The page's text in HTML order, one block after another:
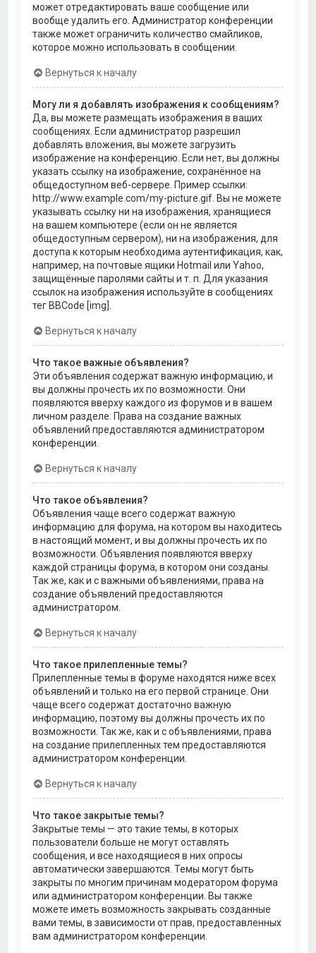
может отредактировать ваше сообщение или
вообще удалить его. Администратор конференции
также может ограничить количество смайликов,
которое можно использовать в сообщении.
Вернуться к началу
Могу ли я добавлять изображения к сообщениям?
Да, вы можете размещать изображения в ваших
сообщениях. Если администратор разрешил
добавлять вложения, вы можете загрузить
изображение на конференцию. Если нет, вы должны
указать ссылку на изображение, сохранённое на
общедоступном веб-сервере. Пример ссылки:
http://www.example.com/my-picture.gif. Вы не можете
указывать ссылку ни на изображения, хранящиеся
на вашем компьютере (если он не является
общедоступным сервером), ни на изображения, для
доступа к которым необходима аутентификация, как,
например, на почтовые ящики Hotmail или Yahoo,
защищённые паролями сайты и т. п. Для указания
ссылок на изображения используйте в сообщениях
тег BBCode [img].
Вернуться к началу
Что такое важные объявления?
Эти объявления содержат важную информацию, и
вы должны прочесть их по возможности. Они
появляются вверху каждого из форумов и в вашем
личном разделе. Права на создание важных
объявлений предоставляются администратором
конференции.
Вернуться к началу
Что такое объявления?
Объявления чаще всего содержат важную
информацию для форума, на котором вы находитесь
в настоящий момент, и вы должны прочесть их по
возможности. Объявления появляются вверху
каждой страницы форума, в котором они созданы.
Так же, как и с важными объявлениями, права на
создание объявлений предоставляются
администратором.
Вернуться к началу
Что такое прилепленные темы?
Прилепленные темы в форуме находятся ниже всех
объявлений и только на его первой странице. Они
чаще всего содержат достаточно важную
информацию, поэтому вы должны прочесть их по
возможности. Так же, как и с объявлениями, права
на создание прилепленных тем предоставляются
администратором конференции.
Вернуться к началу
Что такое закрытые темы?
Закрытые темы — это такие темы, в которых
пользователи больше не могут оставлять
сообщения, и все находящиеся в них опросы
автоматически завершаются. Темы могут быть
закрыты по многим причинам модератором форума
или администратором конференции. Вы также
можете иметь возможность закрывать созданные
вами темы, в зависимости от прав, предоставленных
вам администратором конференции.